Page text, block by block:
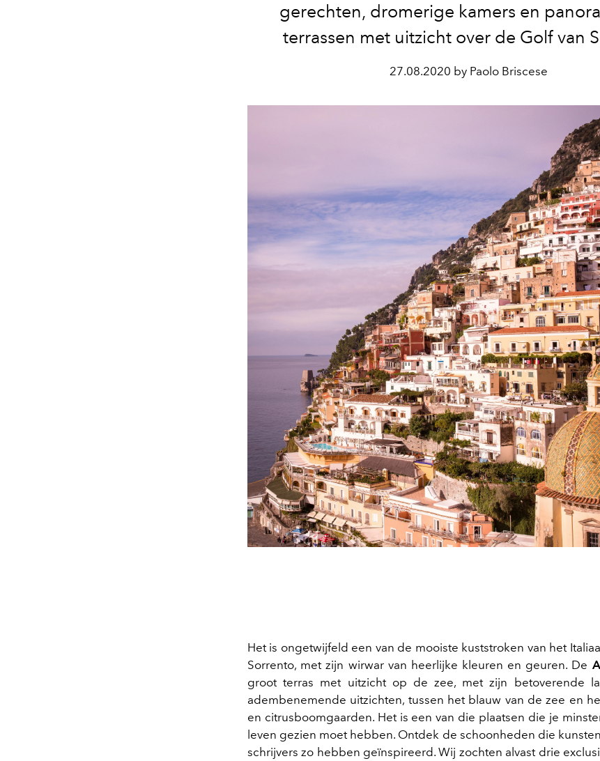
gerechten, dromerige kamers en
terrassen met uitzicht over de Golf van
27.08.2020 by Paolo Briscese
Het is ongetwijfeld een van de mooiste kuststroken van het
Sorrento, met zijn wirwar van heerlijke kleuren en geuren. De
groot terras met uitzicht op de zee, met zijn betoverende
adembenemende uitzichten, tussen het blauw van de zee en
en citrusboomgaarden. Het is een van die plaatsen die je
leven gezien moet hebben. Ontdek de schoonheden die
schrijvers zo hebben geïnspireerd. Wij zochten alvast drie